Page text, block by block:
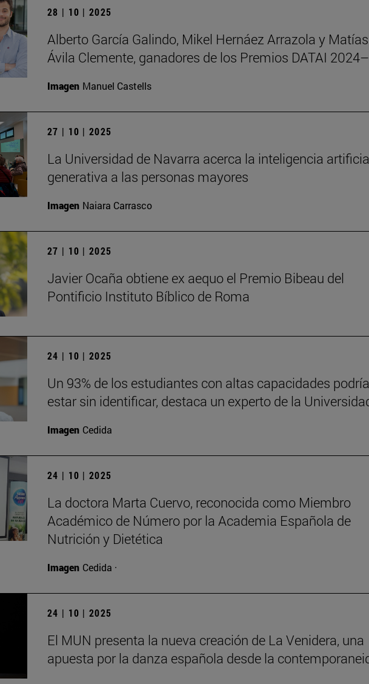
28 | 10 | 2025
Alberto García Galindo, Mikel Hernáez Arrazola y Matías
Ávila Clemente, ganadores de los Premios DATAI
Imagen Manuel Castells
27 | 10 | 2025
La Universidad de Navarra acerca la inteligencia
generativa a las personas mayores
Imagen Naiara Carrasco
27 | 10 | 2025
Javier Ocaña obtiene ex aequo el Premio Bibeau del
Pontificio Instituto Bíblico de Roma
24 | 10 | 2025
Un 93% de los estudiantes con altas capacidades
estar sin identificar, destaca un experto de la
Imagen Cedida
24 | 10 | 2025
La doctora Marta Cuervo, reconocida como Miembro
Académico de Número por la Academia Española de
Nutrición y Dietética
Imagen Cedida ·
24 | 10 | 2025
El MUN presenta la nueva creación de La Venidera, una
apuesta por la danza española desde la